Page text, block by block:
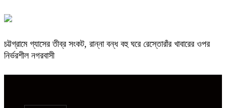
চট্টগ্রামে গ্যাসের তীব্র সংকট, রান্না বন্ধ বহু ঘরে রেস্তোরাঁর খাবারের ওপর
নির্ভরশীল নগরবাসী